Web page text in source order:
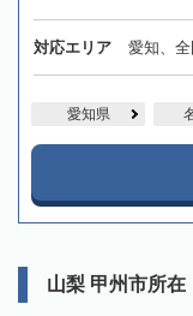
対応エリア 愛知、
愛知県
山梨 甲州市所